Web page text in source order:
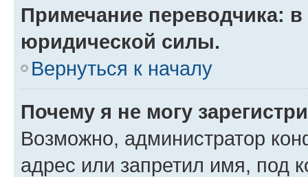
Примечание переводчика:
юридической силы.
Вернуться к началу
Почему я не могу
Возможно, администратор
адрес или запретил имя, под